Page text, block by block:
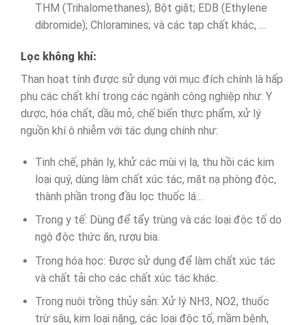
THM (Trihalomethanes); Bột giặt; EDB (Ethylene
dibromide); Chloramines; và các tạp chất khác, …
Lọc không khí:
Than hoạt tính được sử dụng với mục đích chính là hấp
phụ các chất khí trong các ngành công nghiệp như: Y
dược, hóa chất, dầu mỏ, chế biến thực phẩm, xử lý
nguồn khí ô nhiễm với tác dụng chính như:
Tinh chế, phân ly, khử các mùi vị lạ, thu hồi các kim
loại quý, dùng làm chất xúc tác, mặt nạ phòng độc,
thành phần trong đầu lọc thuốc lá…
Trong y tế: Dùng để tẩy trùng và các loại độc tố do
ngộ độc thức ăn, rượu bia.
Trong hóa học: Được sử dụng để làm chất xúc tác
và chất tải cho các chất xúc tác khác.
Trong nuôi trồng thủy sản: Xử lý NH3, NO2, thuốc
trừ sâu, kim loại nặng, các loại độc tố, mầm bệnh,